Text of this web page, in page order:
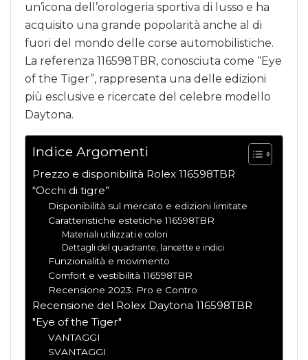
un’icona dell’orologeria sportiva di lusso e ha
acquisito una grande popolarità anche al di
fuori del mondo delle corse automobilistiche.
La referenza 116598TBR, conosciuta come “Eye
of the Tiger”, rappresenta una delle edizioni
più esclusive e ricercate del celebre modello
Daytona.
Indice Argomenti
Prezzo e disponibilità Rolex 116598TBR
“Occhi di tigre”
Disponibilità sul mercato e edizioni limitate
Caratteristiche estetiche 116598TBR
Materiali utilizzati e colori
Dettagli del quadrante, lancette e indici
Funzionalità e movimento
Comfort e vestibilità 116598TBR
Recensione 2023: Pro e Contro
Recensione del Rolex Daytona 116598TBR
"Eye of the Tiger"
VANTAGGI
SVANTAGGI